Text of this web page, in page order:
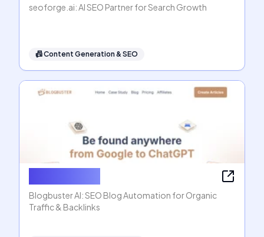
seoforge.ai: AI SEO Partner for Search Growth
📠Content Generation & SEO
Blogbuster AI: SEO Blog Automation for Organic
Traffic & Backlinks